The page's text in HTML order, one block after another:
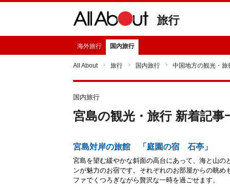
旅行
海外旅行 国内旅行
All About 旅行 国内旅行 中国地方の観光・旅
国内旅行
宮島の観光・旅行 新着記事
宮島対岸の旅館 「庭園の宿 石亭」
宮島を望む緩やかな斜面の高台にあって、海と山の
ンが魅力のお宿です。それぞれのお部屋からの眺め
ファでくつろぎながら贅沢な一時を過ごせます。